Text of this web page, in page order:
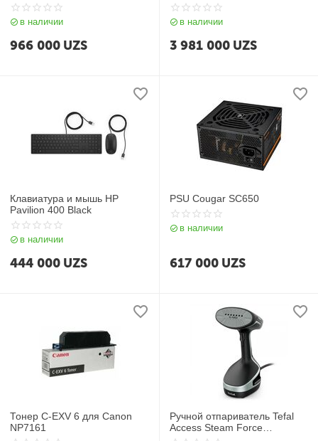
Assassin III
в наличии
966 000 UZS
в наличии
3 981 000 UZS
Клавиатура и мышь HP
Pavilion 400 Black
в наличии
444 000 UZS
PSU Cougar SC650
в наличии
617 000 UZS
Тонер C-EXV 6 для Canon
NP7161
Ручной отпариватель Tefal
Access Steam Force